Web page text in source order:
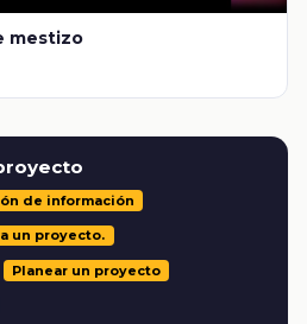
mestizo
de información
un proyecto.
Planear un proyecto